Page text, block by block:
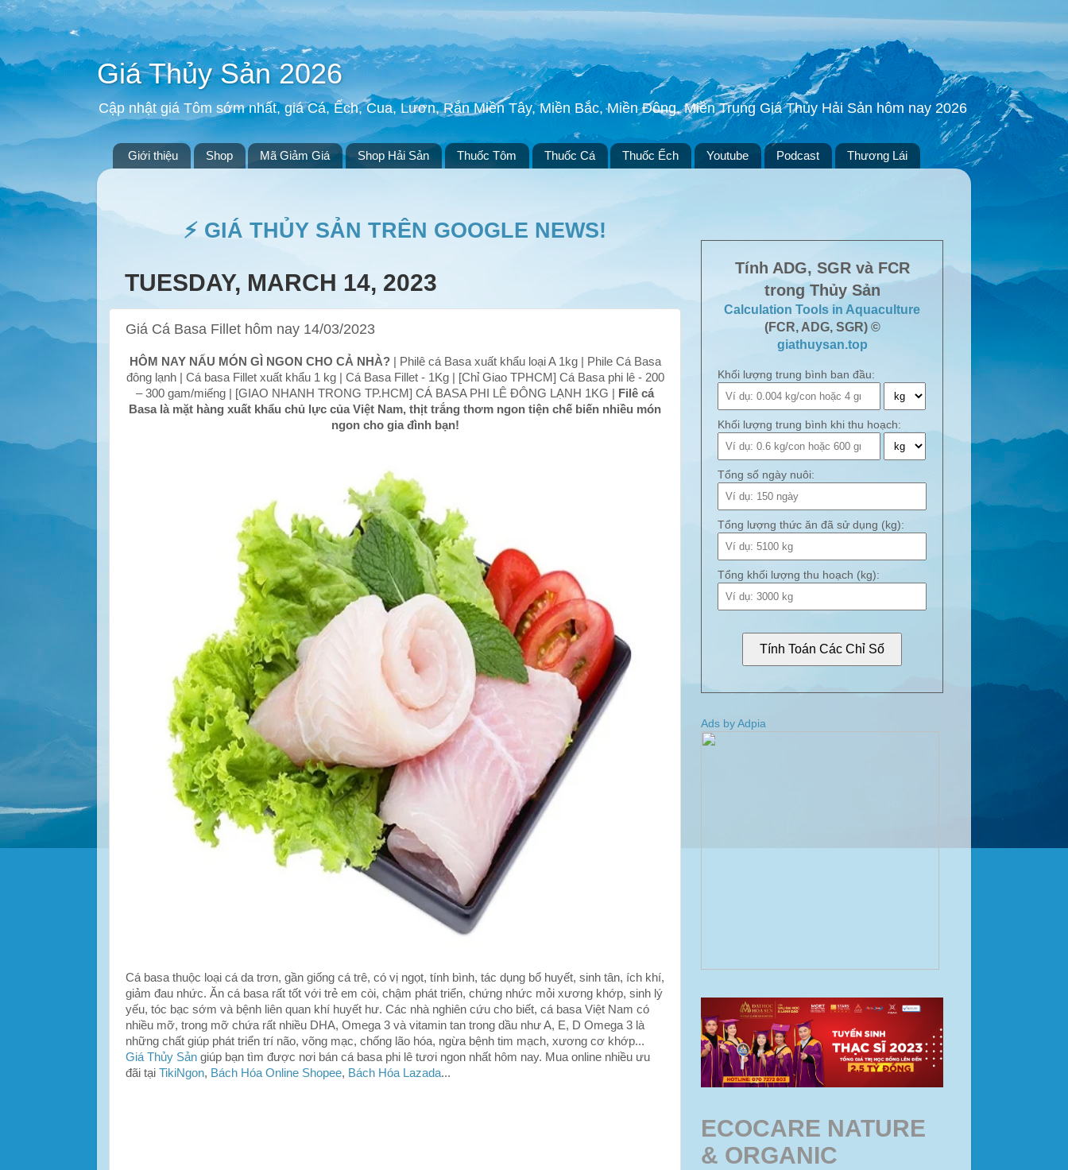
Giá Thủy Sản 2026
Cập nhật giá Tôm sớm nhất, giá Cá, Ếch, Cua, Lươn, Rắn Miền Tây, Miền Bắc, Miền Đông, Miền Trung Giá Thủy Hải Sản hôm nay 2026
Giới thiệu Shop Mã Giảm Giá Shop Hải Sản Thuốc Tôm Thuốc Cá Thuốc Ếch Youtube Podcast Thương Lái
⚡ GIÁ THỦY SẢN TRÊN GOOGLE NEWS!
TUESDAY, MARCH 14, 2023
Giá Cá Basa Fillet hôm nay 14/03/2023
HÔM NAY NẤU MÓN GÌ NGON CHO CẢ NHÀ?| Philê cá Basa xuất khẩu loại A 1kg | Phile Cá Basa
đông lạnh | Cá basa Fillet xuất khẩu 1 kg | Cá Basa Fillet - 1Kg | [Chỉ Giao TPHCM] Cá Basa phi lê - 200
– 300 gam/miếng | [GIAO NHANH TRONG TP.HCM] CÁ BASA PHI LÊ ĐÔNG LẠNH 1KG |
Filê cá
Basa là mặt hàng xuất khẩu chủ lực của Việt Nam, thịt trắng thơm ngon tiện chế biến nhiều món
ngon cho gia đình bạn!
Cá basa thuộc loại cá da trơn, gần giống cá trê, có vị ngọt, tính bình, tác dụng bổ huyết, sinh tân, ích khí,
giảm đau nhức. Ăn cá basa rất tốt với trẻ em còi, chậm phát triển, chứng nhức mỏi xương khớp, sinh lý
yếu, tóc bạc sớm và bệnh liên quan khí huyết hư. Các nhà nghiên cứu cho biết, cá basa Việt Nam có
nhiều mỡ, trong mỡ chứa rất nhiều DHA, Omega 3 và vitamin tan trong dầu như A, E, D Omega 3 là
những chất giúp phát triển trí não, võng mạc, chống lão hóa, ngừa bệnh tim mạch, xương cơ khớp...
Giá Thủy Sản giúp bạn tìm được nơi bán cá basa phi lê tươi ngon nhất hôm nay. Mua online nhiều ưu
đãi tại TikiNgon, Bách Hóa Online Shopee, Bách Hóa Lazada...
Tính ADG, SGR và FCR
trong Thủy Sản
Calculation Tools in Aquaculture
(FCR, ADG, SGR) ©
giathuysan.top
Khối lượng trung bình ban đầu:
Khối lượng trung bình khi thu hoạch:
Tổng số ngày nuôi:
Tổng lượng thức ăn đã sử dụng (kg):
Tổng khối lượng thu hoạch (kg):
Tính Toán Các Chỉ Số
Ads by Adpia
ECOCARE NATURE
& ORGANIC